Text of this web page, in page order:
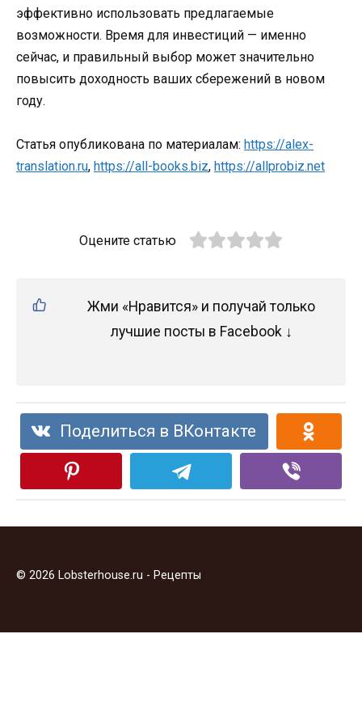
эффективно использовать предлагаемые
возможности. Время для инвестиций — именно
сейчас, и правильный выбор может значительно
повысить доходность ваших сбережений в новом
году.
Статья опубликована по материалам: https://alex-
translation.ru, https://all-books.biz, https://allprobiz.net
Оцените статью
Жми «Нравится» и получай только
лучшие посты в Facebook ↓
Поделиться в ВКонтакте
© 2026 Lobsterhouse.ru - Рецепты